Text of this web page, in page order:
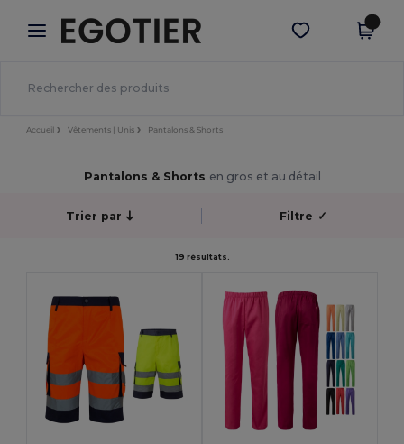
× Appli Egotier
Meilleurs prix sur l’app !
Obtenir l'appli
Accueil Vêtements | Unis Pantalons & Shorts
Pantalons & Shorts en gros et au détail
Trier par Filtre ✓
19 résultats.